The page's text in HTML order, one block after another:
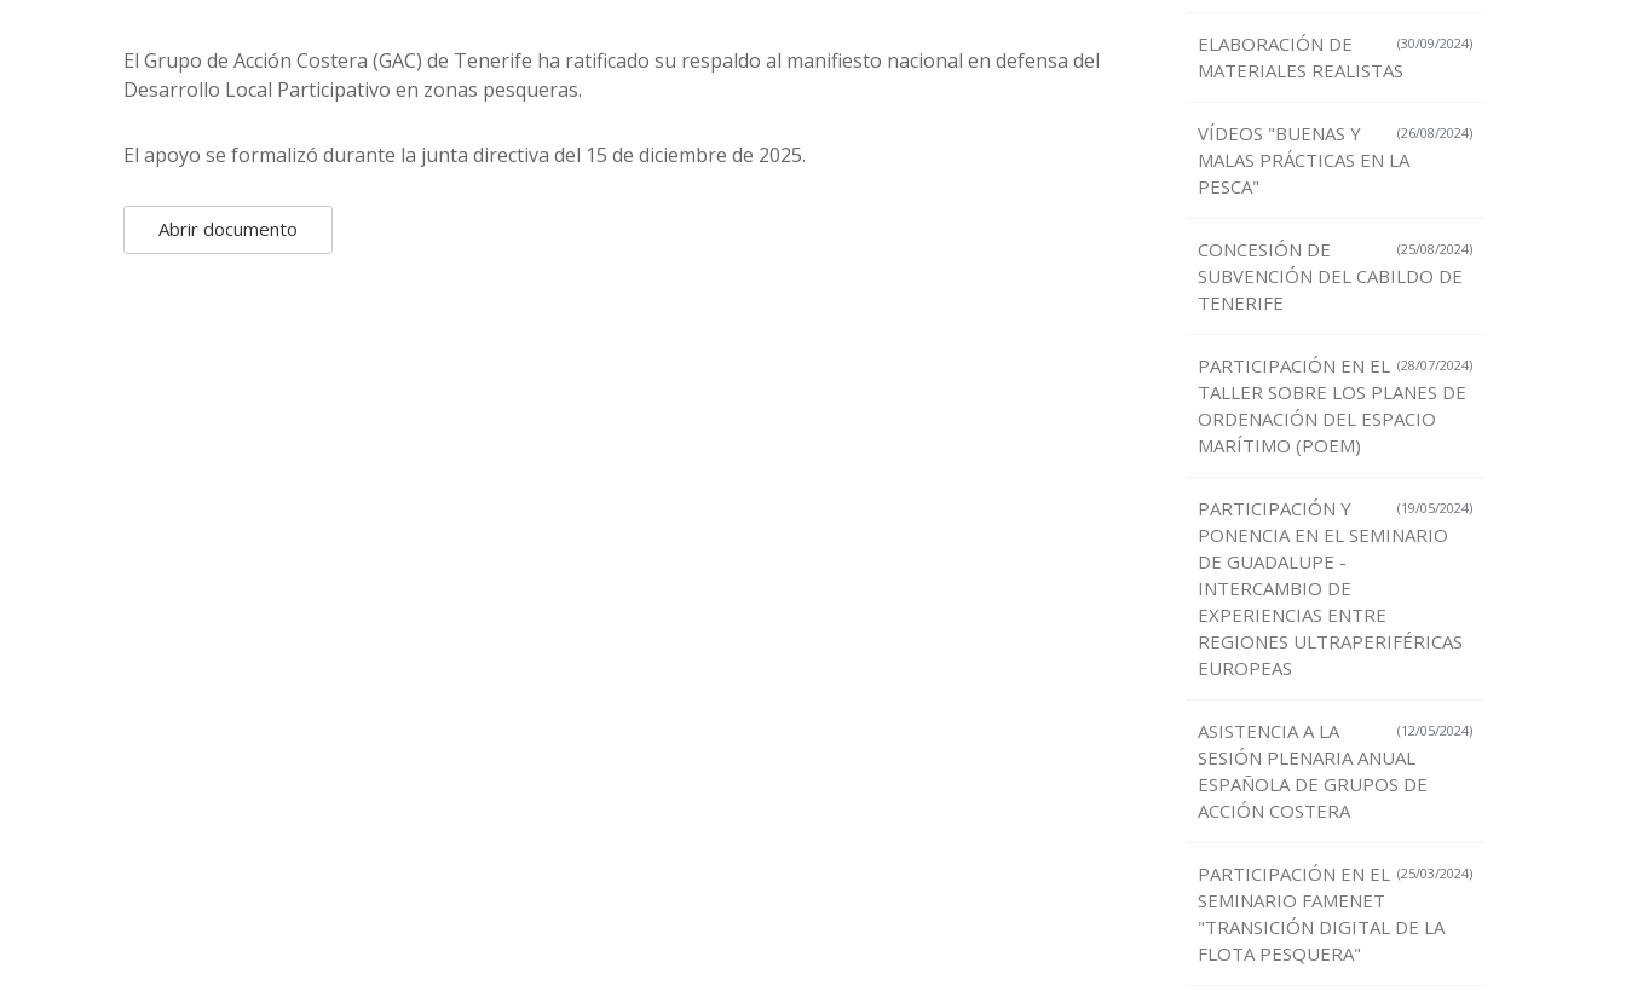
El Grupo de Acción Costera (GAC) de Tenerife ha ratificado su respaldo al manifiesto nacional en defensa del
Desarrollo Local Participativo en zonas pesqueras.
El apoyo se formalizó durante la junta directiva del 15 de diciembre de 2025.
Abrir documento
(30/09/2024)
ELABORACIÓN DE
MATERIALES REALISTAS
(26/08/2024)
VÍDEOS "BUENAS Y
MALAS PRÁCTICAS EN LA
PESCA"
(25/08/2024)
CONCESIÓN DE
SUBVENCIÓN DEL CABILDO DE
TENERIFE
(28/07/2024)
PARTICIPACIÓN EN EL
TALLER SOBRE LOS PLANES DE
ORDENACIÓN DEL ESPACIO
MARÍTIMO (POEM)
(19/05/2024)
PARTICIPACIÓN Y
PONENCIA EN EL SEMINARIO
DE GUADALUPE -
INTERCAMBIO DE
EXPERIENCIAS ENTRE
REGIONES ULTRAPERIFÉRICAS
EUROPEAS
(12/05/2024)
ASISTENCIA A LA
SESIÓN PLENARIA ANUAL
ESPAÑOLA DE GRUPOS DE
ACCIÓN COSTERA
(25/03/2024)
PARTICIPACIÓN EN EL
SEMINARIO FAMENET
"TRANSICIÓN DIGITAL DE LA
FLOTA PESQUERA"